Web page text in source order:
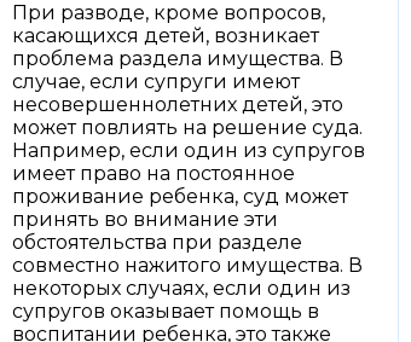
При разводе, кроме вопросов,
касающихся детей, возникает
проблема раздела имущества. В
случае, если супруги имеют
несовершеннолетних детей, это
может повлиять на решение суда.
Например, если один из супругов
имеет право на постоянное
проживание ребенка, суд может
принять во внимание эти
обстоятельства при разделе
совместно нажитого имущества. В
некоторых случаях, если один из
супругов оказывает помощь в
воспитании ребенка, это также